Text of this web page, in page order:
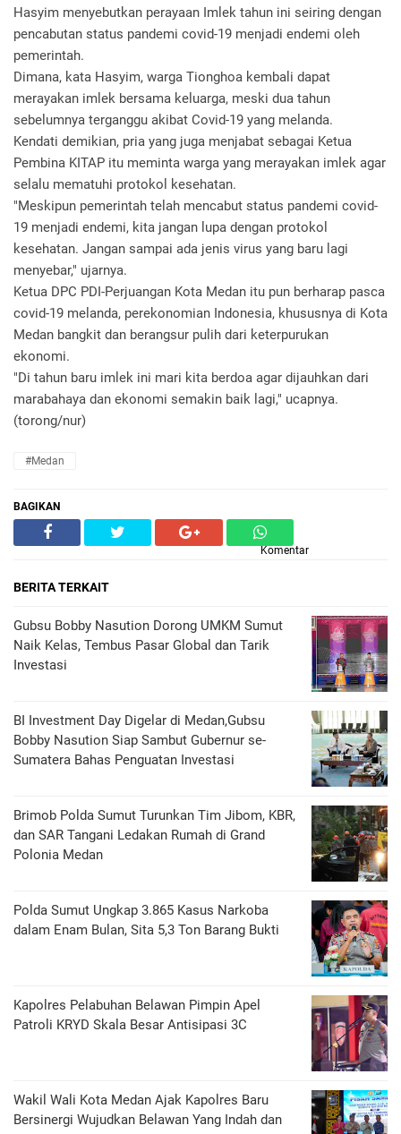
Hasyim menyebutkan perayaan Imlek tahun ini seiring dengan
pencabutan status pandemi covid-19 menjadi endemi oleh
pemerintah.
Dimana, kata Hasyim, warga Tionghoa kembali dapat
merayakan imlek bersama keluarga, meski dua tahun
sebelumnya terganggu akibat Covid-19 yang melanda.
Kendati demikian, pria yang juga menjabat sebagai Ketua
Pembina KITAP itu meminta warga yang merayakan imlek agar
selalu mematuhi protokol kesehatan.
"Meskipun pemerintah telah mencabut status pandemi covid-
19 menjadi endemi, kita jangan lupa dengan protokol
kesehatan. Jangan sampai ada jenis virus yang baru lagi
menyebar," ujarnya.
Ketua DPC PDI-Perjuangan Kota Medan itu pun berharap pasca
covid-19 melanda, perekonomian Indonesia, khususnya di Kota
Medan bangkit dan berangsur pulih dari keterpurukan
ekonomi.
"Di tahun baru imlek ini mari kita berdoa agar dijauhkan dari
marabahaya dan ekonomi semakin baik lagi," ucapnya.
(torong/nur)
#Medan
BAGIKAN
Komentar
BERITA TERKAIT
Gubsu Bobby Nasution Dorong UMKM Sumut
Naik Kelas, Tembus Pasar Global dan Tarik
Investasi
BI Investment Day Digelar di Medan,Gubsu
Bobby Nasution Siap Sambut Gubernur se-
Sumatera Bahas Penguatan Investasi
Brimob Polda Sumut Turunkan Tim Jibom, KBR,
dan SAR Tangani Ledakan Rumah di Grand
Polonia Medan
Polda Sumut Ungkap 3.865 Kasus Narkoba
dalam Enam Bulan, Sita 5,3 Ton Barang Bukti
Kapolres Pelabuhan Belawan Pimpin Apel
Patroli KRYD Skala Besar Antisipasi 3C
Wakil Wali Kota Medan Ajak Kapolres Baru
Bersinergi Wujudkan Belawan Yang Indah dan